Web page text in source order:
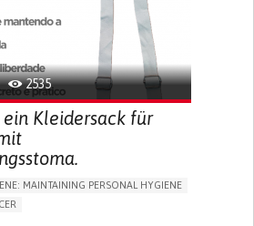
MEDICINE
MOBILITY ISSUES
PEOPLE
INDIA
2535
ein Kleidersack für
MAINTAINING PERSONAL HYGIENE